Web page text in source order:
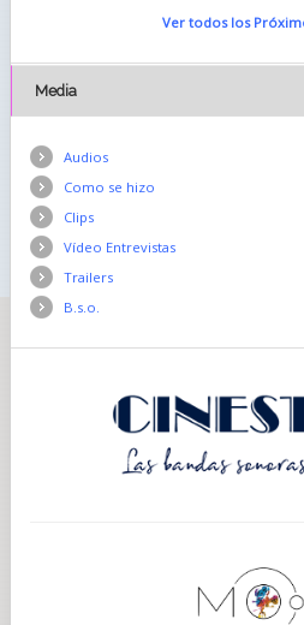
Ver todos los
Media
Audios
Como se hizo
Clips
Vídeo Entrevistas
Trailers
B.s.o.